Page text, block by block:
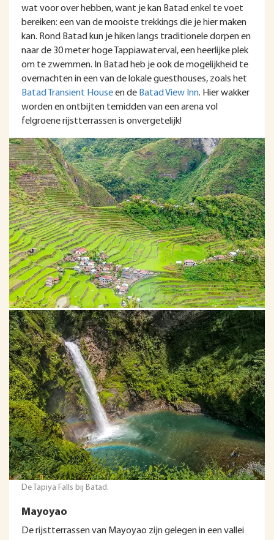
wat voor over hebben, want je kan Batad enkel te voet
bereiken: een van de mooiste trekkings die je hier maken
kan. Rond Batad kun je hiken langs traditionele dorpen en
naar de 30 meter hoge Tappiawaterval, een heerlijke plek
om te zwemmen. In Batad heb je ook de mogelijkheid te
overnachten in een van de lokale guesthouses, zoals het
Batad Transient Houseen de Batad View Inn. Hier wakker
worden en ontbijten temidden van een arena vol
felgroene rijstterrassen is onvergetelijk!
De Tapiya Falls bij Batad.
Mayoyao
De rijstterrassen van Mayoyao zijn gelegen in een vallei